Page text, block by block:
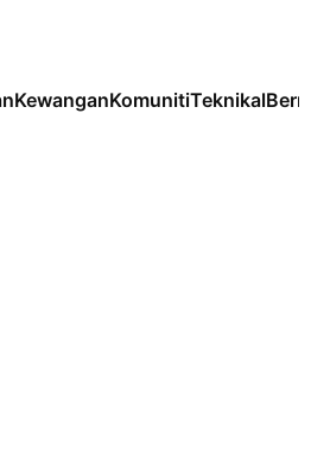
KewanganKomunitiTeknikal